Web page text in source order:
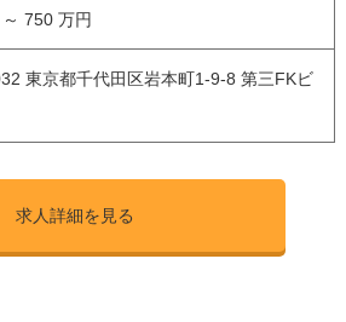
750 万円
東京都千代田区岩本町1-9-8 第三FKビ
求人詳細を見る